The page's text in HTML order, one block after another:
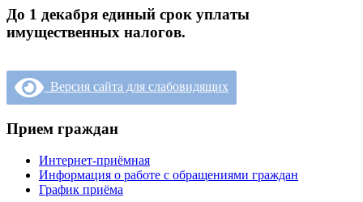
До 1 декабря единый срок уплаты
имущественных налогов.
Версия сайта для слабовидящих
Прием граждан
Интернет-приёмная
Информация о работе с обращениями граждан
График приёма